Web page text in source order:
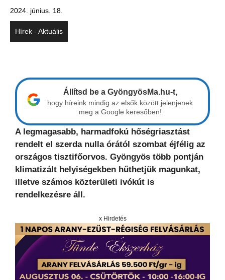
2024. június. 18.
Hírek - Aktuális
Állítsd be a GyöngyösMa.hu-t,
hogy híreink mindig az elsők között jelenjenek
meg a Google keresőben!
A legmagasabb, harmadfokú hőségriasztást
rendelt el szerda nulla órától szombat éjfélig az
országos tisztifőorvos. Gyöngyös több pontján
klimatizált helyiségekben hűthetjük magunkat,
illetve számos közterületi ivókút is
rendelkezésre áll.
x Hirdetés